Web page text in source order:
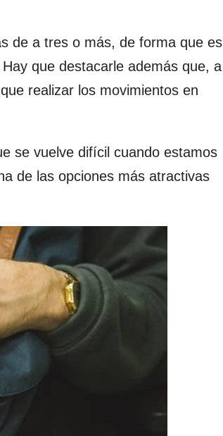
de a tres o más, de forma que es
que destacarle además que, a
realizar los movimientos en
se vuelve difícil cuando estamos
de las opciones más atractivas